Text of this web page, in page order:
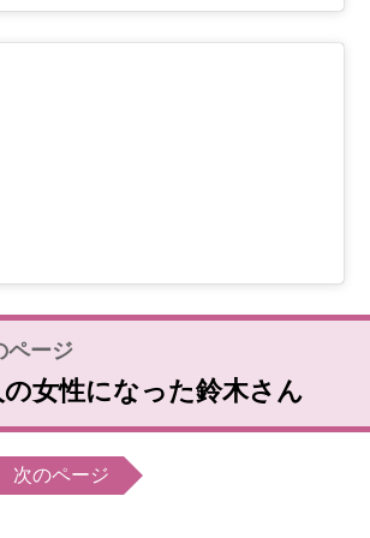
の女性になった鈴木さん
次のページ